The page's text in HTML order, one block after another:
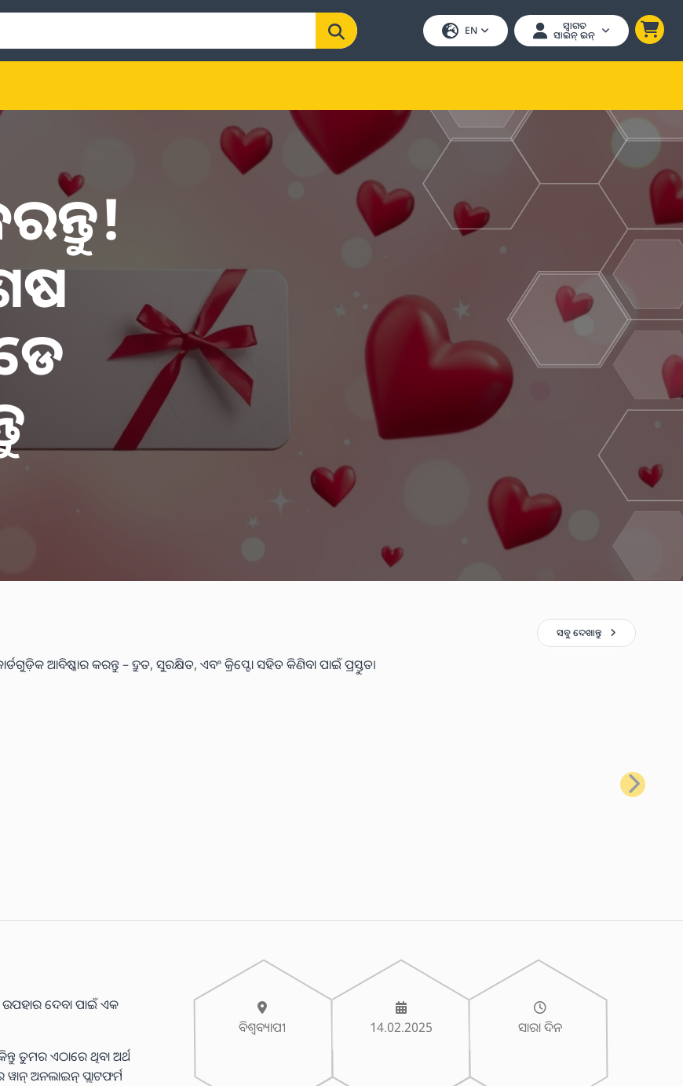
EN ସ୍ୱାଗତ
ସାଇନ୍ ଇନ୍
ଆବିଷ୍କାର କରନ୍ତୁ – ଦ୍ରୁତ, ସୁରକ୍ଷିତ, ଏବଂ କ୍ରିପ୍ଟୋ ସହିତ କିଣିବା ପାଇଁ ପ୍ରସ୍ତୁତ।
ସବୁ ଦେଖାନ୍ତୁ
ପରବର୍ତ୍ତୀ
ଉପହାର ଦେବା ପାଇଁ ଏକ
ତୁମର ଏଠାରେ ଥିବା ଅର୍ଥ
ଅନଲାଇନ୍ ପ୍ଲାଟଫର୍ମ
ବିଶ୍ୱବ୍ୟାପୀ 14.02.2025 ସାରା ଦିନ